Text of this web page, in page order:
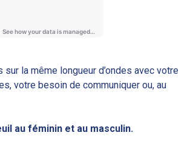
la même longueur d’ondes avec votre
votre besoin de communiquer ou, au
au féminin et au masculin.